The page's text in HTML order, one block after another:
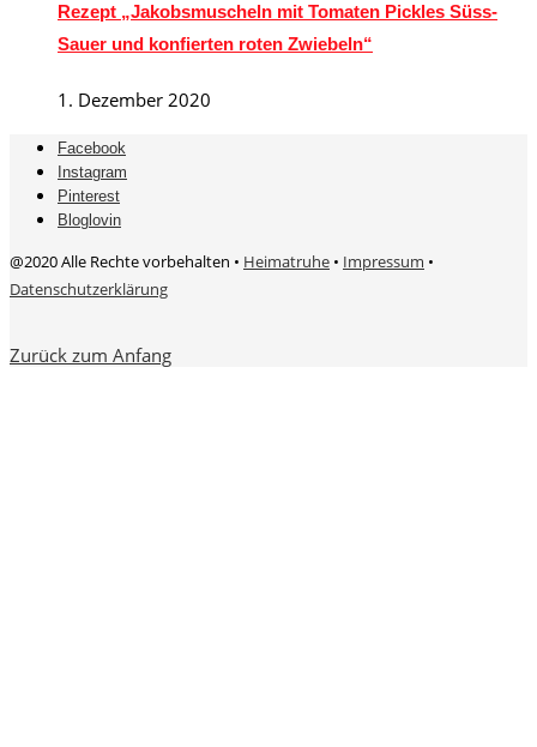
Rezept „Jakobsmuscheln mit Tomaten Pickles Süss-
Sauer und konfierten roten Zwiebeln“
1. Dezember 2020
Facebook
Instagram
Pinterest
Bloglovin
@2020 Alle Rechte vorbehalten • Heimatruhe • Impressum •
Datenschutzerklärung
Zurück zum Anfang